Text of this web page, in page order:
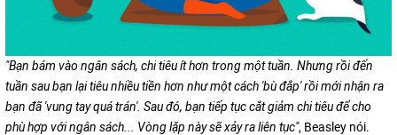
"Bạn bám vào ngân sách, chi tiêu ít hơn trong một tuần. Nhưng rồi đến
tuần sau bạn lại tiêu nhiều tiền hơn như một cách 'bù đắp' rồi mới nhận ra
bạn đã 'vung tay quá trán'. Sau đó, bạn tiếp tục cắt giảm chi tiêu để cho
phù hợp với ngân sách... Vòng lặp này sẽ xảy ra liên tục", Beasley nói.